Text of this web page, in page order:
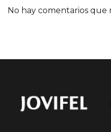
No hay comentarios que